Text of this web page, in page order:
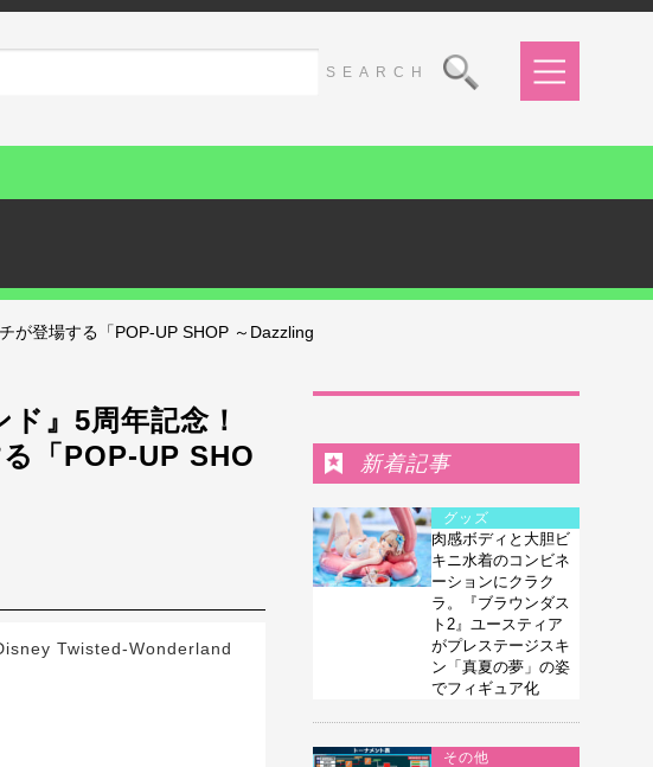
が登場する「POP-UP SHOP ～Dazzling
』5周年記念！
「POP-UP SHO
Twisted-Wonderland
新着記事
グッズ
肉感ボディと大胆ビ
キニ水着のコンビネ
ーションにクラク
ラ。『ブラウンダス
ト2』ユースティア
がプレステージスキ
ン「真夏の夢」の姿
でフィギュア化
その他